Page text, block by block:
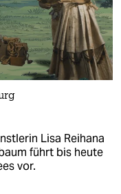
Lisa Reihana
führt bis heute
vor.